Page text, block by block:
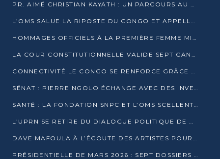
PR. AIMÉ CHRISTIAN KAYATH : UN PARCOURS AU SERVICE DE LA RECHERCHE ET DE L’INNOVATION
L’OMS SALUE LA RIPOSTE DU CONGO ET APPELLE À DES RÉFORMES DURABLES
HOMMAGES OFFICIELS À LA PREMIÈRE FEMME MINISTRE DU CONGO
LA COUR CONSTITUTIONNELLE VALIDE SEPT CANDIDATURES POUR LA PRÉSIDENTIELLE
CONNECTIVITÉ LE CONGO SE RENFORCE GRÂCE AU CÂBLE 2AFRICA
SÉNAT : PIERRE NGOLO ÉCHANGE AVEC DES INVESTISSEURS DU NUMÉRIQUE
SANTÉ : LA FONDATION SNPC ET L’OMS SCELLENT UN PARTENARIAT STRATÉGIQUE DE TROIS ANS
L’UPRN SE RETIRE DU DIALOGUE POLITIQUE DE DJAMBALA : TENSIONS DANS LE PRÉ-ÉLECTORAL CONGOLAIS
DAVE MAFOULA À L’ÉCOUTE DES ARTISTES POUR REDÉFINIR SA POLITIQUE CULTURELLE
PRÉSIDENTIELLE DE MARS 2026 : SEPT DOSSIERS DE CANDIDATURE ENREGISTRÉS À LA CLÔTURE DES DÉPÔTS